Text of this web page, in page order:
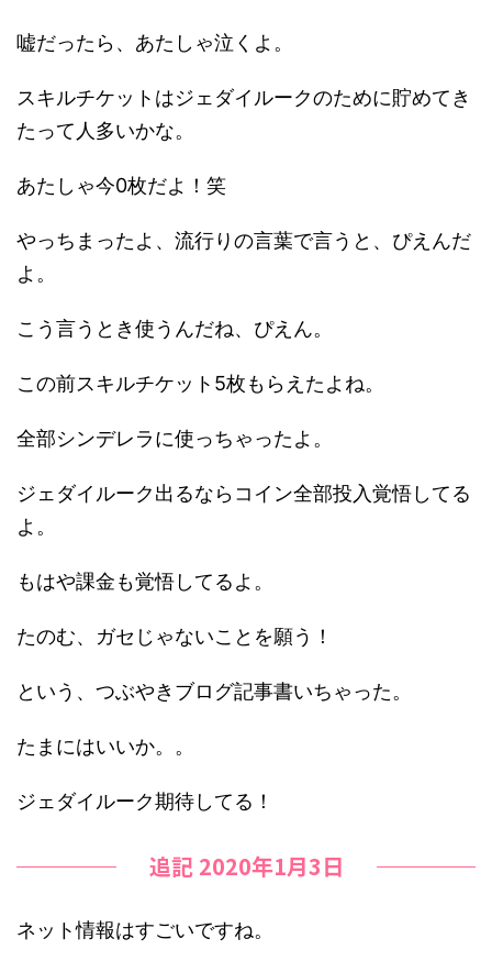
嘘だったら、あたしゃ泣くよ。
スキルチケットはジェダイルークのために貯めてき
たって人多いかな。
あたしゃ今0枚だよ！笑
やっちまったよ、流行りの言葉で言うと、ぴえんだ
よ。
こう言うとき使うんだね、ぴえん。
この前スキルチケット5枚もらえたよね。
全部シンデレラに使っちゃったよ。
ジェダイルーク出るならコイン全部投入覚悟してる
よ。
もはや課金も覚悟してるよ。
たのむ、ガセじゃないことを願う！
という、つぶやきブログ記事書いちゃった。
たまにはいいか。。
ジェダイルーク期待してる！
追記 2020年1月3日
ネット情報はすごいですね。